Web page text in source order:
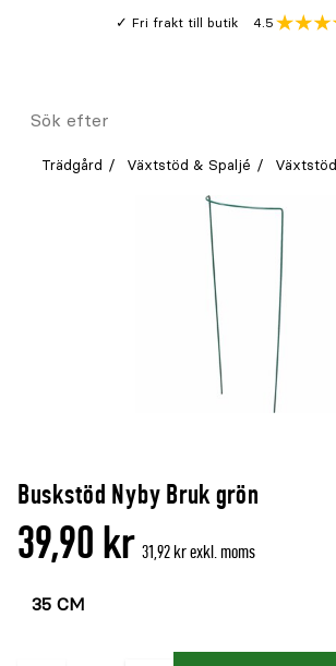
Fri frakt till butik
Genomsnitt
4.5
Meny
Sök
Trädgård Växtstöd & Spaljé Växtstöd
Buskstöd Nyby Bruk grön
39,90 kr 31,92 kr exkl. moms